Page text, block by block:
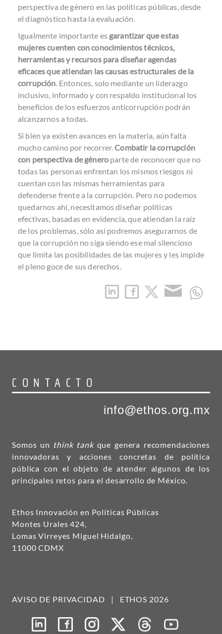
perspectiva de género en las políticas públicas, desde
el diagnóstico hasta la evaluación.
Igualmente importante es garantizar que estas
mujeres cuenten con conocimientos técnicos,
herramientas y recursos para diseñar agendas
eficaces que atiendan las causas estructurales de la
corrupción. Entonces, solo mediante un liderazgo
inclusivo, informado y con respaldo institucional los
beneficios de los esfuerzos anticorrupción podrán
alcanzarnos a todas.
Si bien ya existen avances en la materia, aún falta
mucho camino por recorrer.Combatir la corrupción
con perspectiva de género parte de reconocer que no
todas las personas enfrentan los mismos riesgos ni
cuentan con las mismas herramientas para
defenderse frente a la corrupción. Pero no podemos
quedarnos ahí, necesitamos diseñar políticas
efectivas, basadas en evidencia, que atiendan la raíz
de los problemas, sólo así podremos asegurarnos de
que la corrupción no siga siendo ese mal silencioso
que limita las posibilidades de las mujeres y les impide
el pleno goce de sus derechos.
CONTACTO
info@ethos.org.mx
Somos un think tankque genera recomendaciones
innovadoras y acciones concretas de política
pública con el objeto de atender algunos de los
principales retos para el desarrollo de México.
Ethos Innovación en Políticas Públicas
Montes Urales 424,
Lomas Virreyes Miguel Hidalgo,
11000 CDMX
AVISO DE PRIVACIDAD | ETHOS 2026